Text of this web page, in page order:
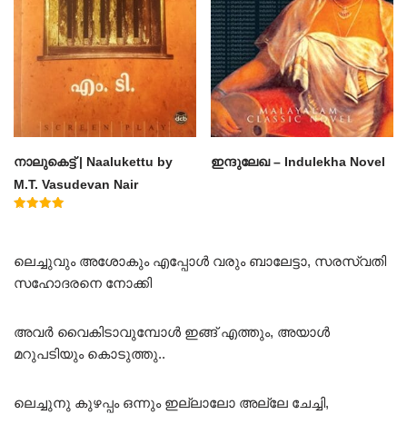
നാലുകെട്ട് | Naalukettu by
M.T. Vasudevan Nair
ഇന്ദുലേഖ – Indulekha Novel
ലെച്ചുവും അശോകും എപ്പോൾ വരും ബാലേട്ടാ, സരസ്വതി
സഹോദരനെ നോക്കി
അവർ വൈകിടാവുമ്പോൾ ഇങ്ങ് എത്തും, അയാൾ
മറുപടിയും കൊടുത്തു..
ലെച്ചുനു കുഴപ്പം ഒന്നും ഇല്ലാലോ അല്ലേ ചേച്ചി,